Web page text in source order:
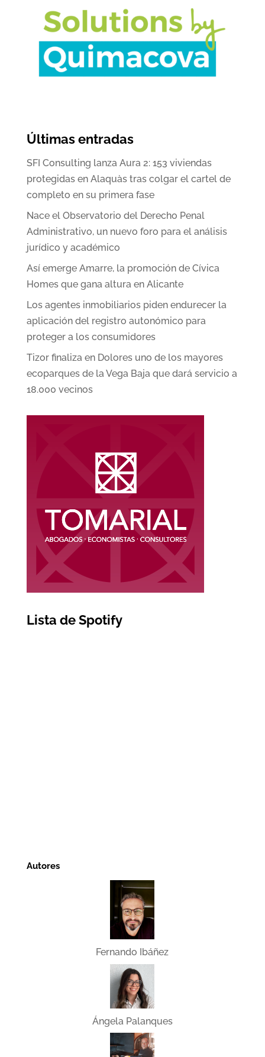
Últimas entradas
SFI Consulting lanza Aura 2: 153 viviendas
protegidas en Alaquàs tras colgar el cartel de
completo en su primera fase
Nace el Observatorio del Derecho Penal
Administrativo, un nuevo foro para el análisis
jurídico y académico
Así emerge Amarre, la promoción de Cívica
Homes que gana altura en Alicante
Los agentes inmobiliarios piden endurecer la
aplicación del registro autonómico para
proteger a los consumidores
Tizor finaliza en Dolores uno de los mayores
ecoparques de la Vega Baja que dará servicio a
18.000 vecinos
Lista de Spotify
Autores
Fernando Ibáñez
Ángela Palanques